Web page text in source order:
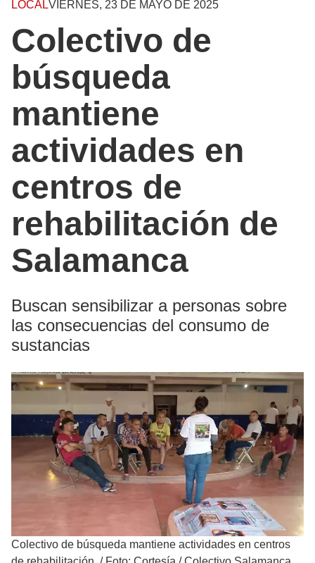
LOCALVIERNES, 23 DE MAYO DE 2025
Colectivo de
búsqueda
mantiene
actividades en
centros de
rehabilitación de
Salamanca
Buscan sensibilizar a personas sobre
las consecuencias del consumo de
sustancias
Colectivo de búsqueda mantiene actividades en centros